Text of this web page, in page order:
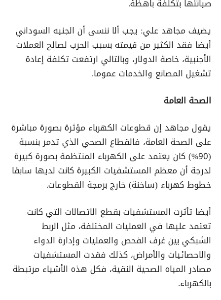
صيانتها بتكلفة باهظة.
يضيف مجاهد علي: يجب ألا ننسى أن الجنيه السوداني
أيضا فقد الكثير من قيمته بسبب الحرب لصالح العملات
الأجنبية، خاصة الدولار، وبالتالي ارتفعت تكلفة إعادة
تشغيل المصانع والخدمات عموما.
الصحة العامة
يقول مجاهد إن قطوعات الكهرباء مؤثرة بصورة مباشرة
على الصحة العامة، فالقطاع الصحي الذي تدمر بنسبة
(90%) كان يعتمد على الكهرباء المنتظمة بصورة كبيرة
لدرجة أن معظم المستشفيات الكبيرة كانت لديها سابقا
خطوط كهرباء (ساخنة) خارج برمجة القطوعات.
أيضا تأثرت المستشفيات بقطع الاتصالات التي كانت
تعتمد عليها في العمليات المختلفة، مثل الربط
الشبكي بين غرف الفحص والعمليات وإدارة الدواء
والاحصائيات والأمراض، كذلك فقدت المستشفيات
مصادر المياه الصحية النقية، فكل هذه الأشياء مرتبطة
بالكهرباء.